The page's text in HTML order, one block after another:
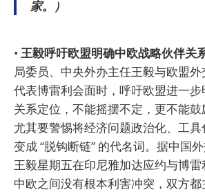
家。）
• 王毅呼吁欧盟明确中欧战略伙伴关
局委员、中央外办主任王毅与欧盟
代表博雷利会面时，呼吁欧盟进一
关系定位，不能摇摆不定，更不能鼓
尤其要警惕将经济问题政治化、工具
变成 “脱钩断链” 的代名词。据中国
王毅星期五在印尼雅加达应约与博雷
中欧之间没有根本利害冲突，双方